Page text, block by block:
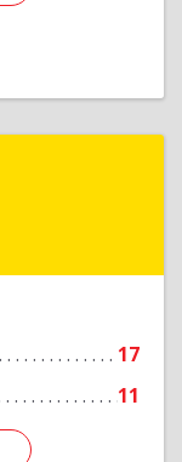
17
11